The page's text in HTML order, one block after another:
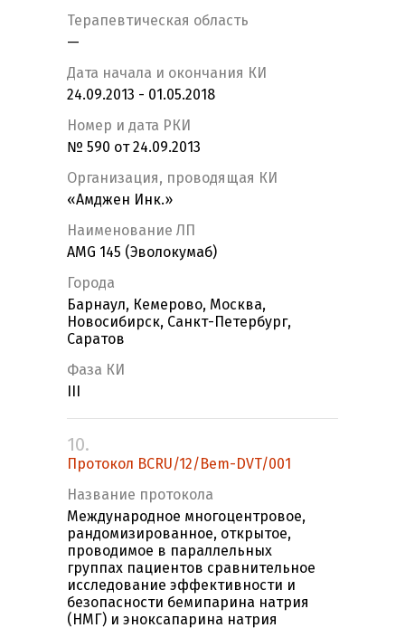
Терапевтическая область
—
Дата начала и окончания КИ
24.09.2013 - 01.05.2018
Номер и дата РКИ
№ 590 от 24.09.2013
Организация, проводящая КИ
«Амджен Инк.»
Наименование ЛП
AMG 145 (Эволокумаб)
Города
Барнаул, Кемерово, Москва,
Новосибирск, Санкт-Петербург,
Саратов
Фаза КИ
10.
Протокол BCRU/12/Bem-DVT/001
Название протокола
Международное многоцентровое,
рандомизированное, открытое,
проводимое в параллельных
группах пациентов сравнительное
исследование эффективности и
безопасности бемипарина натрия
(НМГ) и эноксапарина натрия